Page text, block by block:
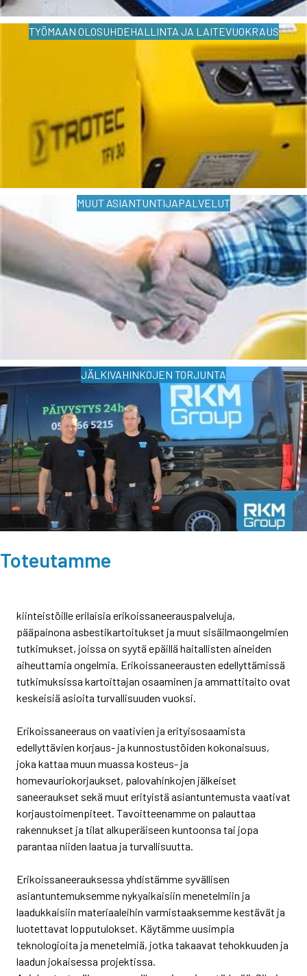
TYÖMAAN OLOSUHDEHALLINTA JA LAITEVUOKRAUS
MUUT ASIANTUNTIJAPALVELUT
JÄLKIVAHINKOJEN TORJUNTA
Toteutamme
kiinteistöille erilaisia erikoissaneerauspalveluja,
pääpainona asbestikartoitukset ja muut sisäilmaongelmien
tutkimukset, joissa on syytä epäillä haitallisten aineiden
aiheuttamia ongelmia. Erikoissaneerausten edellyttämissä
tutkimuksissa kartoittajan osaaminen ja ammattitaito ovat
keskeisiä asioita turvallisuuden vuoksi.
Erikoissaneeraus on vaativien ja erityisosaamista
edellyttävien korjaus- ja kunnostustöiden kokonaisuus,
joka kattaa muun muassa kosteus- ja
homevauriokorjaukset, palovahinkojen jälkeiset
saneeraukset sekä muut erityistä asiantuntemusta vaativat
korjaustoimenpiteet. Tavoitteenamme on palauttaa
rakennukset ja tilat alkuperäiseen kuntoonsa tai jopa
parantaa niiden laatua ja turvallisuutta.
Erikoissaneerauksessa yhdistämme syvällisen
asiantuntemuksemme nykyaikaisiin menetelmiin ja
laadukkaisiin materiaaleihin varmistaaksemme kestävät ja
luotettavat lopputulokset. Käytämme uusimpia
teknologioita ja menetelmiä, jotka takaavat tehokkuuden ja
laadun jokaisessa projektissa.